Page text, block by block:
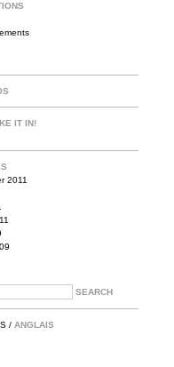
IT IN!
2011
/ ANGLAIS